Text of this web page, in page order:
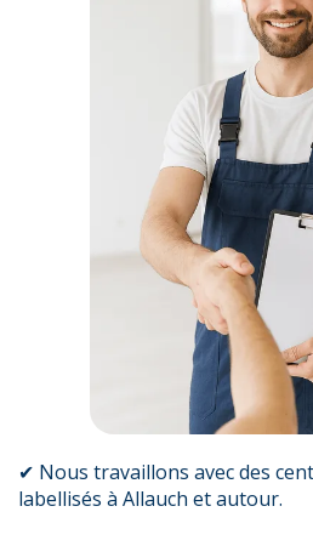
✔ Nous travaillons avec des
labellisés à Allauch et autour.